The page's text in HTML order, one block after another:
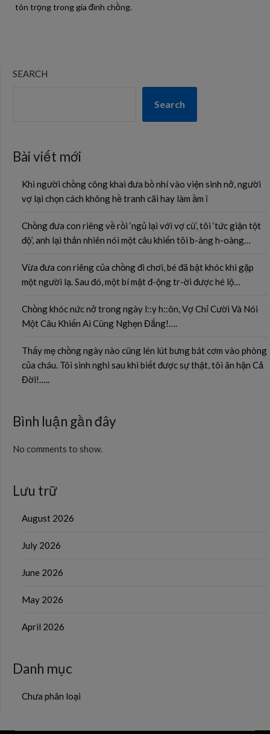
tôn trọng trong gia đình chồng.
SEARCH
Search
Bài viết mới
Khi người chồng công khai đưa bồ nhí vào viện sinh nở, người
vợ lại chọn cách không hề tranh cãi hay làm ầm ĩ
Chồng đưa con riêng về rồi ‘ngủ lại với vợ cũ’, tôi ‘tức giận tột
độ’, anh lại thản nhiên nói một câu khiến tôi b-àng h-oàng…
Vừa đưa con riêng của chồng đi chơi, bé đã bật khóc khi gặp
một người lạ. Sau đó, một bí mật đ-ộng tr-ời được hé lộ…
Chồng khóc nức nở trong ngày l::y h::ôn, Vợ Chỉ Cười Và Nói
Một Câu Khiến Ai Cũng Nghẹn Đắng!….
Thấy mẹ chồng ngày nào cũng lén lút bưng bát cơm vào phòng
của cháu. Tôi sinh nghi sau khi biết được sự thật, tôi ân hận Cả
Đời!…..
Bình luận gần đây
No comments to show.
Lưu trữ
August 2026
July 2026
June 2026
May 2026
April 2026
Danh mục
Chưa phân loại